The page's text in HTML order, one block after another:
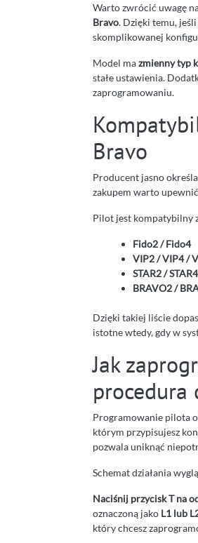
Warto zwrócić uwagę
Bravo. Dzięki temu, jeśli
skomplikowanej
Model mazmienny typ
stałe ustawienia.
zaprogramowaniu.
Bravo
Producent jasno
zakupem warto
Pilot jest kompatybilny
Fido2 / Fido4
VIP2 / VIP4 /
STAR2 / STAR4
BRAVO2 /
Dzięki takiej liście
istotne wtedy, gdy w
Jak
Programowanie pilota
którym przypisujesz
pozwala uniknąć
Schemat działania
Naciśnij przycisk T na
oznaczoną jako L1 lub
który chcesz